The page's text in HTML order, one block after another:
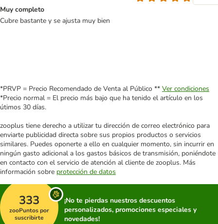
Muy completo
Cubre bastante y se ajusta muy bien
*PRVP = Precio Recomendado de Venta al Público ** Ver condiciones
*Precio normal = El precio más bajo que ha tenido el artículo en los
útimos 30 días.
zooplus tiene derecho a utilizar tu dirección de correo electrónico para
enviarte publicidad directa sobre sus propios productos o servicios
similares. Puedes oponerte a ello en cualquier momento, sin incurrir en
ningún gasto adicional a los gastos básicos de transmisión, poniéndote
en contacto con el servicio de atención al cliente de zooplus. Más
información sobre protección de datos
333
zooPuntos por
suscribirte
¡No te pierdas nuestros descuentos
personalizados, promociones especiales y
novedades!